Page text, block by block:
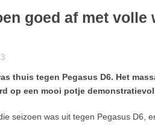
goed af met volle
thuis tegen Pegasus D6. Het
op een mooi potje
seizoen was uit tegen Pegasus D6,